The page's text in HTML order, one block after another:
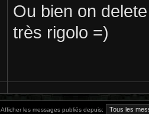
Ou bien on
très rigolo =)
Afficher les messages publiés depuis: